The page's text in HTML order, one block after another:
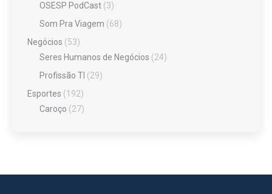
OSESP PodCast (3)
Som Pra Viagem (68)
Negócios (53)
Seres Humanos de Negócios (24)
Profissão TI (29)
Esportes (192)
Caroço (27)